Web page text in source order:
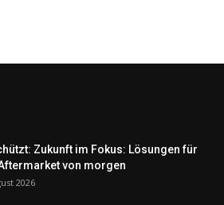
Zukunft im Fokus: Lösungen für
von morgen
2026